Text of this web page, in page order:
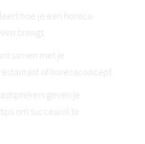
hoe je een horeca-
brengt.
samen met je
of horecaconcept.
geven je
om succesvol te